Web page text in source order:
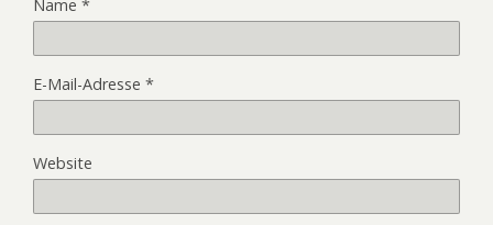
Name *
E-Mail-Adresse *
Website